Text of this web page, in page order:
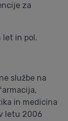
za
let in pol.
službe na
in medicina
letu 2006